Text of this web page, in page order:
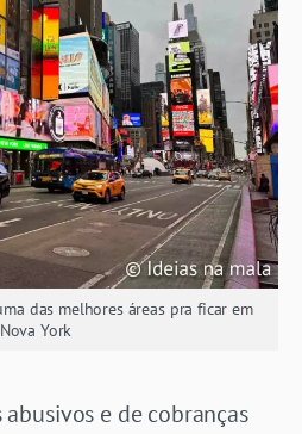
das melhores áreas pra ficar em
Nova York
e de cobranças